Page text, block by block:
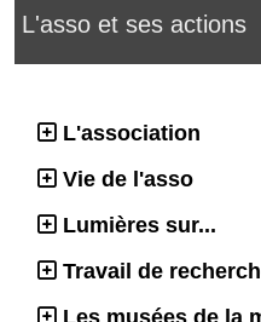
L'asso et ses actions
L'association
Vie de l'asso
Lumières sur...
Travail de
Les musées de la